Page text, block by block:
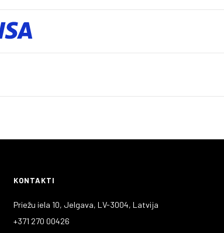
KONTAKTI
Priežu iela 10, Jelgava, LV-3004, Latvija
+371 270 00426